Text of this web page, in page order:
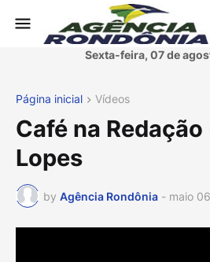
Sexta-feira, 07 de
Página inicial Vídeos
Café na
Lopes
by Agência Rondônia - maio